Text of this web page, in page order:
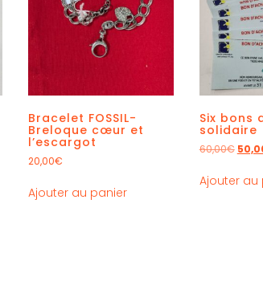
Bracelet FOSSIL-
Breloque cœur et
l’escargot
20,00€
Ajouter au panier
Six bons
solidaire
60,00€
Ajouter au